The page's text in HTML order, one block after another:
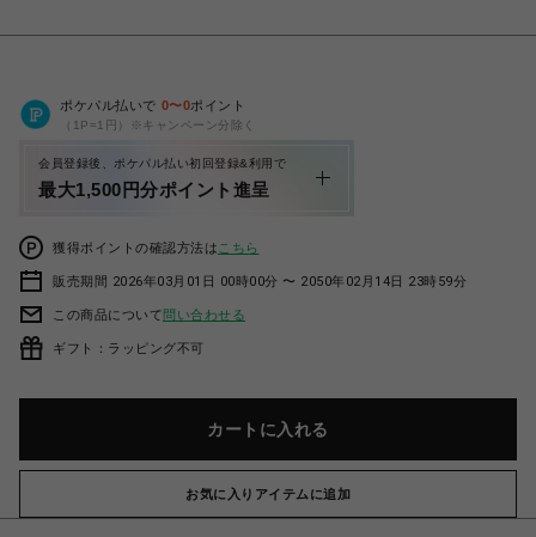
ポケパル払いで 0〜0ポイント
（1P=1円）※キャンペーン分除く
会員登録後、ポケパル払い初回登録&利用で
最大1,500円分ポイント進呈
獲得ポイントの確認方法は こちら
販売期間 2026年03月01日 00時00分 〜 2050年02月14日 23時59分
この商品について問い合わせる
ギフト：ラッピング不可
カートに入れる
お気に入りアイテムに追加